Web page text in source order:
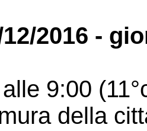
2016 -
9:00
della